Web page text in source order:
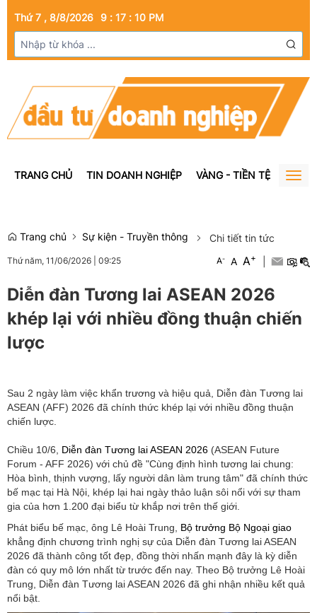
Thứ 7 , 8/8/2026 9 : 17 : 11PM
TRANG CHỦ TIN DOANH NGHIỆP VÀNG - TIỀN TỆ BẤT
Trang chủ Sự kiện - Truyền thông Chi tiết tin tức
Thứ năm, 11/06/2026 09:25 A- A A+
Diễn đàn Tương lai ASEAN 2026
khép lại với nhiều đồng thuận chiến
lược
Sau 2 ngày làm việc khẩn trương và hiệu quả, Diễn đàn Tương lai
ASEAN (AFF) 2026 đã chính thức khép lại với nhiều đồng thuận
chiến lược.
Chiều 10/6, Diễn đàn Tương lai ASEAN 2026 (ASEAN Future
Forum - AFF 2026) với chủ đề "Cùng định hình tương lai chung:
Hòa bình, thịnh vượng, lấy người dân làm trung tâm" đã chính thức
bế mạc tại Hà Nội, khép lại hai ngày thảo luận sôi nổi với sự tham
gia của hơn 1.200 đại biểu từ khắp nơi trên thế giới.
Phát biểu bế mạc, ông Lê Hoài Trung, Bộ trưởng Bộ Ngoại giao
khẳng định chương trình nghị sự của Diễn đàn Tương lai ASEAN
2026 đã thành công tốt đẹp, đồng thời nhấn mạnh đây là kỳ diễn
đàn có quy mô lớn nhất từ trước đến nay. Theo Bộ trưởng Lê Hoài
Trung, Diễn đàn Tương lai ASEAN 2026 đã ghi nhận nhiều kết quả
nổi bật.